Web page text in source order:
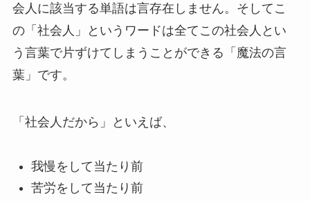
会人に該当する単語は言存在しません。そしてこ
の「社会人」というワードは全てこの社会人とい
う言葉で片ずけてしまうことができる「魔法の言
葉」です。
「社会人だから」といえば、
我慢をして当たり前
苦労をして当たり前